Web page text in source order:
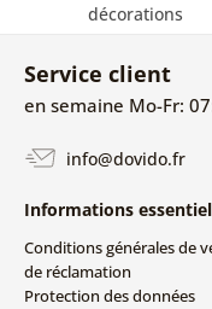
décorations
Service client
en semaine Mo-Fr:
info@dovido.fr
Informations
Conditions générales de
de réclamation
Protection des données